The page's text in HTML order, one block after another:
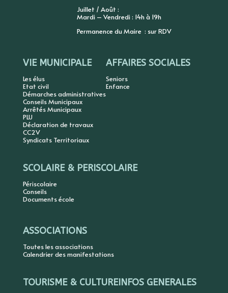
Juillet / Août :
Mardi – Vendredi : 14h à 19h
Permanence du Maire : sur RDV
VIE MUNICIPALE
Les élus
Etat civil
Démarches administratives
Conseils Municipaux
Arrêtés Municipaux
PLU
Déclaration de travaux
CC2V
Syndicats Territoriaux
AFFAIRES SOCIALES
Seniors
Enfance
SCOLAIRE & PERISCOLAIRE
Périscolaire
Conseils
Documents école
ASSOCIATIONS
Toutes les associations
Calendrier des manifestations
TOURISME & CULTUREINFOS GENERALES